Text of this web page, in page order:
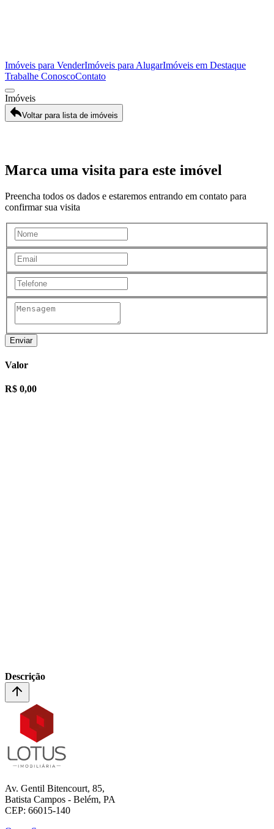
Imóveis para VenderImóveis para AlugarImóveis em Destaque
Trabalhe ConoscoContato
Imóveis
Voltar para lista de imóveis
Marca uma visita para este imóvel
Preencha todos os dados e estaremos entrando em contato para
confirmar sua visita
Enviar
Valor
R$ 0,00
Descrição
Av. Gentil Bitencourt, 85,
Batista Campos - Belém, PA
CEP: 66015-140